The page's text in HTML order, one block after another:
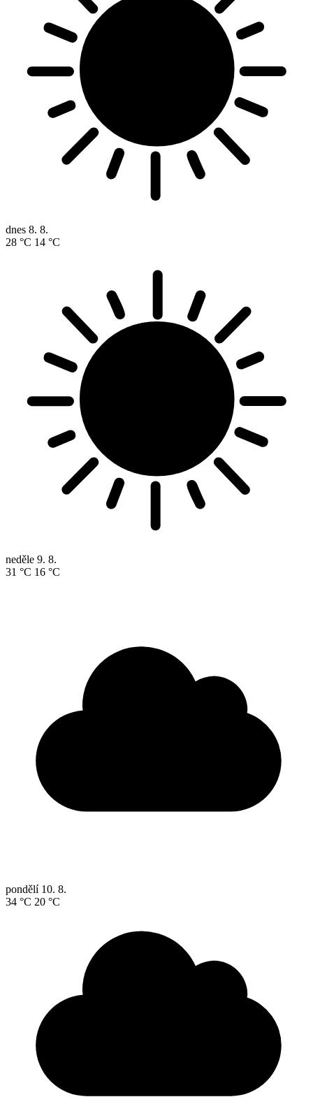
dnes 8. 8.
28 °C 14 °C
neděle 9. 8.
31 °C 16 °C
pondělí 10. 8.
34 °C 20 °C